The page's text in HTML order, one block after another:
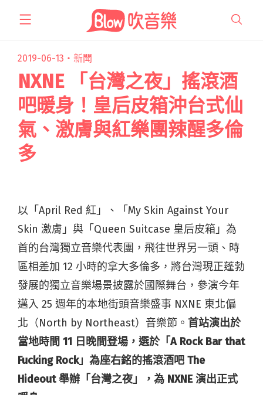
2019-06-13・ 新聞
NXNE 「台灣之夜」搖滾酒
吧暖身！皇后皮箱沖台式仙
氣、激膚與紅樂團辣醒多倫
多
以「April Red 紅」、「My Skin Against Your
Skin 激膚」與「Queen Suitcase 皇后皮箱」為
首的台灣獨立音樂代表團，飛往世界另一頭、時
區相差加 12 小時的拿大多倫多，將台灣現正蓬勃
發展的獨立音樂場景披露於國際舞台，參演今年
邁入 25 週年的本地街頭音樂盛事 NXNE 東北偏
北（North by Northeast）音樂節。 首站演出於
當地時間 11 日晚間登場，選於「A Rock Bar that
Fucking Rock」為座右銘的搖滾酒吧 The
Hideout 舉辦「台灣之夜」，為 NXNE 演出正式